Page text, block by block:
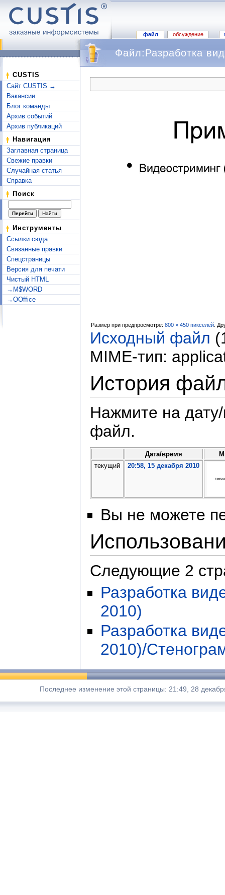
файл обсуждение
CUSTIS
Сайт CUSTIS →
Вакансии
Блог команды
Архив событий
Архив публикаций
Навигация
Заглавная страница
Свежие правки
Случайная статья
Справка
Поиск
Инструменты
Ссылки сюда
Связанные правки
Спецстраницы
Версия для печати
Чистый HTML
→M$WORD
→OOffice
Файл:Разработка
Размер при предпросмотре: 800 × 450 пикселей
Исходный файл
MIME-тип:
История
Нажмите на
файл.
Дата/время
текущий
20:58, 15 декабря 2010
Вы не можете
Следующие 2
Разработка
2010)
Разработка
2010)/
Последнее изменение этой страницы: 21:49, 28